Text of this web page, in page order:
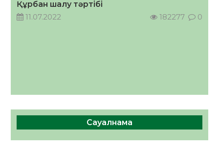
Құрбан шалу тәртібі
11.07.2022
182277 0
Сауалнама